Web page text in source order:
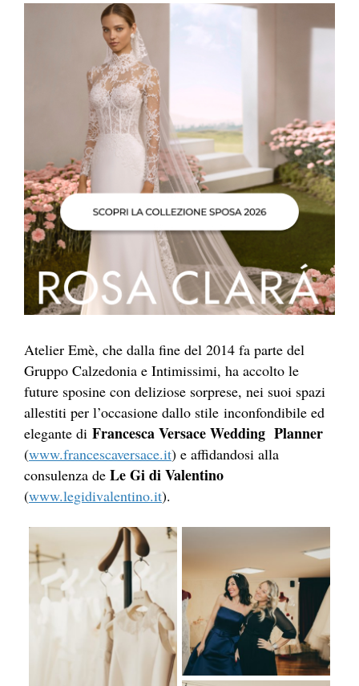
Atelier Emè, che dalla fine del 2014 fa parte del
Gruppo Calzedonia e Intimissimi, ha accolto le
future sposine con deliziose sorprese, nei suoi spazi
allestiti per l’occasione dallo stile inconfondibile ed
elegante di Francesca Versace Wedding Planner
(www.francescaversace.it) e affidandosi alla
consulenza de Le Gi di Valentino
(www.legidivalentino.it).